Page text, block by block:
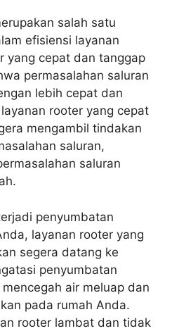
salah satu
efisiensi layanan
yang cepat dan tanggap
permasalahan saluran
lebih cepat dan
rooter yang cepat
mengambil tindakan
saluran,
saluran
penyumbatan
layanan rooter yang
segera datang ke
penyumbatan
air meluap dan
pada rumah Anda.
rooter lambat dan tidak